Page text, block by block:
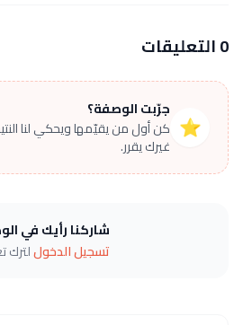
0 التعليقات
⭐
جرّبت الوصفة؟
كن أول من يقيّمها ويحكي لنا
غيرك يقرر.
شاركنا رأيك في
تسجيل الدخوللترك